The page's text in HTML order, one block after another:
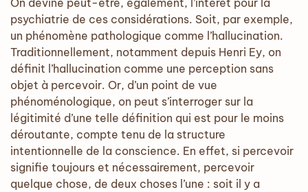
On devine peut-être, également, l’intérêt pour la
psychiatrie de ces considérations. Soit, par exemple,
un phénomène pathologique comme l’hallucination.
Traditionnellement, notamment depuis Henri Ey, on
définit l’hallucination comme une perception sans
objet à percevoir. Or, d’un point de vue
phénoménologique, on peut s’interroger sur la
légitimité d’une telle définition qui est pour le moins
déroutante, compte tenu de la structure
intentionnelle de la conscience. En effet, si percevoir
signifie toujours et nécessairement, percevoir
quelque chose, de deux choses l’une : soit il y a